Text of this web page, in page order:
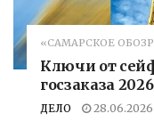
«САМАРСКОЕ
Ключи от
госзаказа 2026
ДЕЛО 28.06.2026